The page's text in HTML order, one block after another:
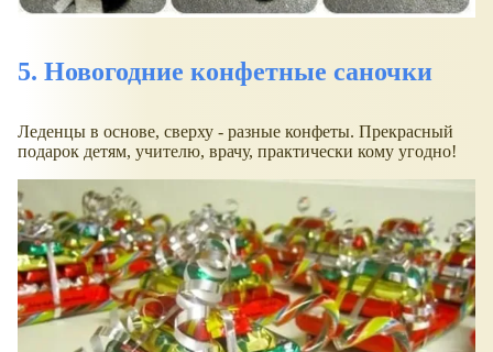
5. Новогодние конфетные саночки
Леденцы в основе, сверху - разные конфеты. Прекрасный
подарок детям, учителю, врачу, практически кому угодно!